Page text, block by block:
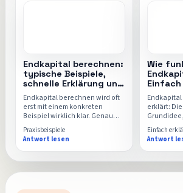
Endkapital berechnen:
typische Beispiele,
schnelle Erklärung und
direkter Rechner
Endkapital berechnen wird oft
erst mit einem konkreten
Beispiel wirklich klar. Genau
dafür sammelt diese Seite
typische Alltagssituationen,
einfache Rechenwege und den
passenden Einsatz für den
Endkapital-Rechner.
Praxisbeispiele
Antwort lesen
Wie
FAQ
erklärt:
typische
sauber
intuitiver
wird.
Einfach
Antwort